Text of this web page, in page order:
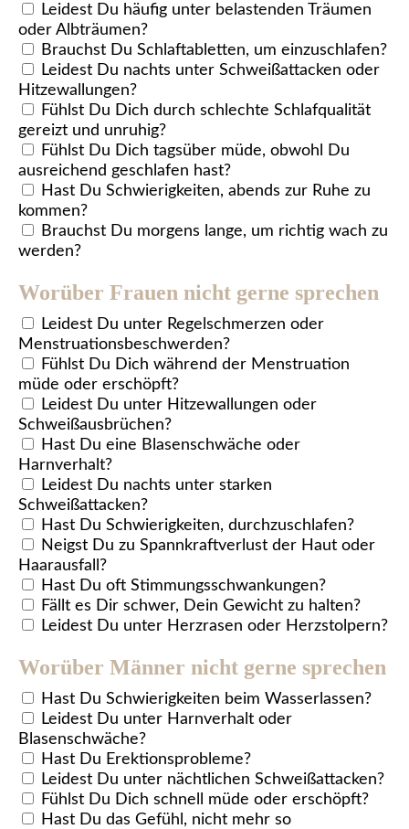
Leidest Du häufig unter belastenden Träumen
oder Albträumen?
Brauchst Du Schlaftabletten, um einzuschlafen?
Leidest Du nachts unter Schweißattacken oder
Hitzewallungen?
Fühlst Du Dich durch schlechte Schlafqualität
gereizt und unruhig?
Fühlst Du Dich tagsüber müde, obwohl Du
ausreichend geschlafen hast?
Hast Du Schwierigkeiten, abends zur Ruhe zu
kommen?
Brauchst Du morgens lange, um richtig wach zu
werden?
Worüber Frauen nicht gerne sprechen
Leidest Du unter Regelschmerzen oder
Menstruationsbeschwerden?
Fühlst Du Dich während der Menstruation
müde oder erschöpft?
Leidest Du unter Hitzewallungen oder
Schweißausbrüchen?
Hast Du eine Blasenschwäche oder
Harnverhalt?
Leidest Du nachts unter starken
Schweißattacken?
Hast Du Schwierigkeiten, durchzuschlafen?
Neigst Du zu Spannkraftverlust der Haut oder
Haarausfall?
Hast Du oft Stimmungsschwankungen?
Fällt es Dir schwer, Dein Gewicht zu halten?
Leidest Du unter Herzrasen oder Herzstolpern?
Worüber Männer nicht gerne sprechen
Hast Du Schwierigkeiten beim Wasserlassen?
Leidest Du unter Harnverhalt oder
Blasenschwäche?
Hast Du Erektionsprobleme?
Leidest Du unter nächtlichen Schweißattacken?
Fühlst Du Dich schnell müde oder erschöpft?
Hast Du das Gefühl, nicht mehr so